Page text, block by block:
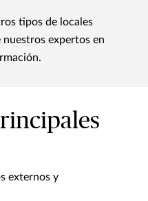
tipos de locales
expertos en
externos y